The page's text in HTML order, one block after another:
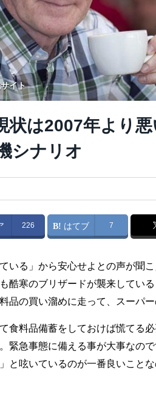
イト
状は2007年より
シナリオ
226 はてブ 7
いる」から安心せよとの声が聞
酷寒のブリザードが襲来してい
品の買い溜めに走って、スーパー
食料品備蓄をしておけば慌てる
緊急事態に備える事が大事なの
と呟いているのが一番良いこと